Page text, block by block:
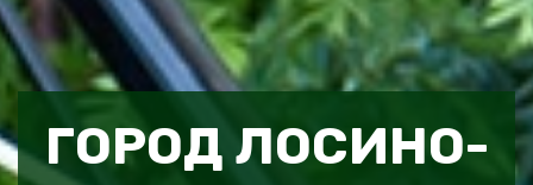
ГОРОД ЛОСИНО-